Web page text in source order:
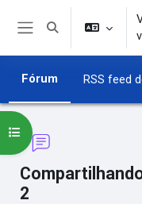
Ir para o conteúdo principal
Alternar entrada
Fórum RSS feed
2
Abrir índice do curso